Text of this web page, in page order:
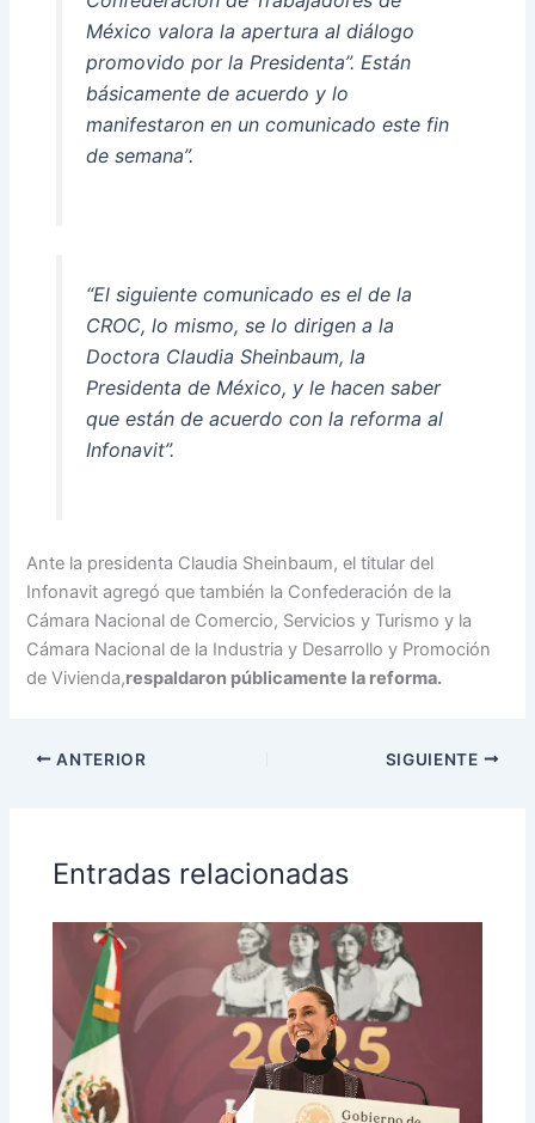
México valora la apertura al diálogo
promovido por la Presidenta”. Están
básicamente de acuerdo y lo
manifestaron en un comunicado este fin
de semana”.
“El siguiente comunicado es el de la
CROC, lo mismo, se lo dirigen a la
Doctora Claudia Sheinbaum, la
Presidenta de México, y le hacen saber
que están de acuerdo con la reforma al
Infonavit”.
Ante la presidenta Claudia Sheinbaum, el titular del
Infonavit agregó que también la Confederación de la
Cámara Nacional de Comercio, Servicios y Turismo y la
Cámara Nacional de la Industria y Desarrollo y Promoción
de Vivienda,respaldaron públicamente la reforma.
ANTERIOR SIGUIENTE
Entradas relacionadas